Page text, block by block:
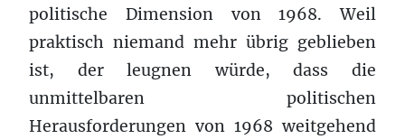
politische Dimension von 1968. Weil
praktisch niemand mehr übrig geblieben
ist, der leugnen würde, dass die
unmittelbaren politischen
Herausforderungen von 1968 weitgehend